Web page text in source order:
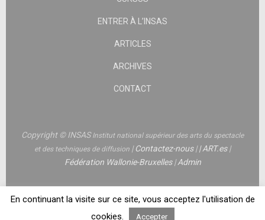
ENTRER À L’INSAS
ARTICLES
ARCHIVES
CONTACT
Copyright © INSASInstitut national supérieur des arts du spectacle
et des techniques de diffusion |Contactez-nous||ART.es|
Fédération Wallonie-Bruxelles|Admin
En continuant la visite sur ce site, vous acceptez l'utilisation de
cookies.
Accepter